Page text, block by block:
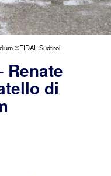
©FIDAL Südtirol
Renate
di